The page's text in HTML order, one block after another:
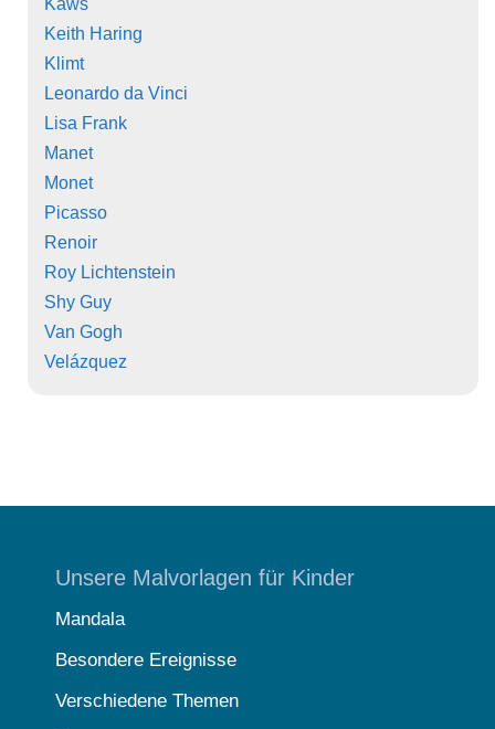
Keith Haring
Klimt
Leonardo da Vinci
Lisa Frank
Manet
Monet
Picasso
Renoir
Roy Lichtenstein
Shy Guy
Van Gogh
Velázquez
Unsere Malvorlagen für Kinder
Mandala
Besondere Ereignisse
Verschiedene Themen